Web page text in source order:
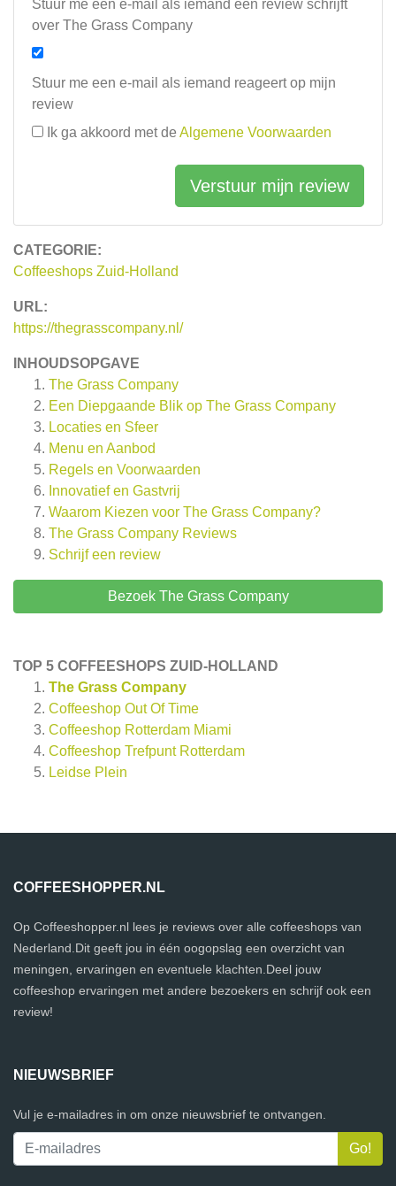
CATEGORIE:
Coffeeshops Zuid-Holland
URL:
https://thegrasscompany.nl/
INHOUDSOPGAVE
The Grass Company
Een Diepgaande Blik op The Grass Company
Locaties en Sfeer
Menu en Aanbod
Regels en Voorwaarden
Innovatief en Gastvrij
Waarom Kiezen voor The Grass Company?
The Grass Company Reviews
Schrijf een review
Bezoek The Grass Company
TOP 5 COFFEESHOPS ZUID-HOLLAND
The Grass Company
Coffeeshop Out Of Time
Coffeeshop Rotterdam Miami
Coffeeshop Trefpunt Rotterdam
Leidse Plein
Stuur me een e-mail als iemand een review schrijft
over The Grass Company
Stuur me een e-mail als iemand reageert op mijn
review
Ik ga akkoord met de Algemene Voorwaarden
Verstuur mijn review
COFFEESHOPPER.NL
Op Coffeeshopper.nl lees je reviews over alle coffeeshops van
Nederland.Dit geeft jou in één oogopslag een overzicht van
meningen, ervaringen en eventuele klachten.Deel jouw
coffeeshop ervaringen met andere bezoekers en schrijf ook een
review!
NIEUWSBRIEF
Vul je e-mailadres in om onze nieuwsbrief te ontvangen.